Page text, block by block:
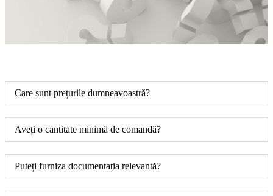
Care sunt prețurile dumneavoastră?
Aveți o cantitate minimă de comandă?
Puteți furniza documentația relevantă?